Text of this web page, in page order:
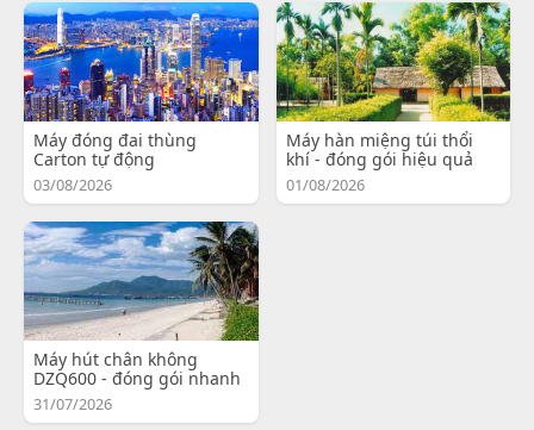
Máy đóng đai thùng
Carton tự động
03/08/2026
Máy hàn miệng túi thổi
khí - đóng gói hiệu quả
01/08/2026
Máy hút chân không
DZQ600 - đóng gói nhanh
31/07/2026